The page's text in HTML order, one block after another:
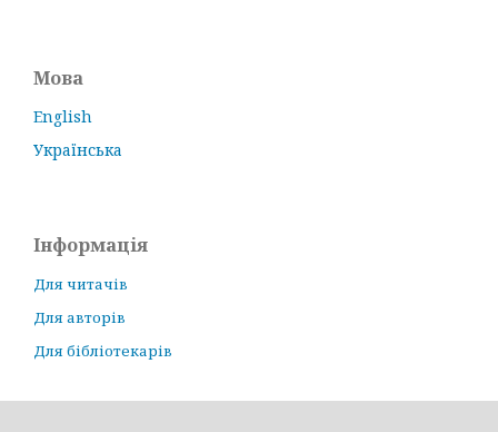
Мова
English
Українська
Інформація
Для читачів
Для авторів
Для бібліотекарів